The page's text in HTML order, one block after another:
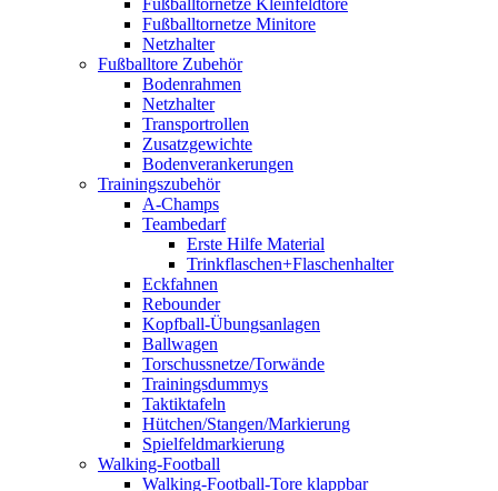
Fußballtornetze Kleinfeldtore
Fußballtornetze Minitore
Netzhalter
Fußballtore Zubehör
Bodenrahmen
Netzhalter
Transportrollen
Zusatzgewichte
Bodenverankerungen
Trainingszubehör
A-Champs
Teambedarf
Erste Hilfe Material
Trinkflaschen+Flaschenhalter
Eckfahnen
Rebounder
Kopfball-Übungsanlagen
Ballwagen
Torschussnetze/Torwände
Trainingsdummys
Taktiktafeln
Hütchen/Stangen/Markierung
Spielfeldmarkierung
Walking-Football
Walking-Football-Tore klappbar